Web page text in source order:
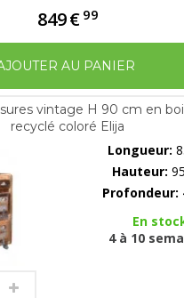
849€ 99
AU PANIER
vintage H 90 cm en
recyclé coloré Elija
Longueur:
Hauteur:
Profondeur:
En
4 à 10